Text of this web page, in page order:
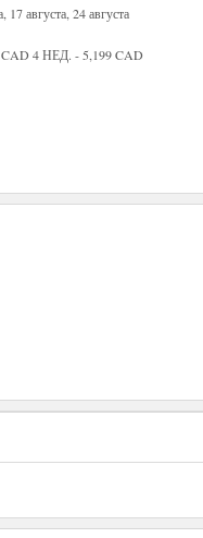
августа, 24 августа
4 НЕД. - 5,199 CAD